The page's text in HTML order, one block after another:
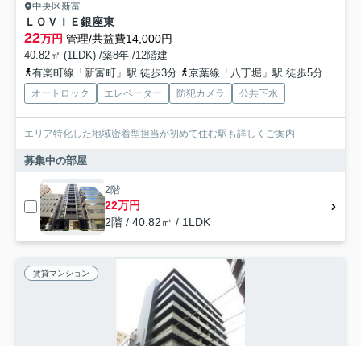
中央区新富
ＬＯＶＩＥ銀座東
22万円 管理/共益費14,000円
40.82㎡ (1LDK) /築8年 /12階建
有楽町線「新富町」駅 徒歩3分
京葉線「八丁堀」駅 徒歩5分
オートロック エレベーター 防犯カメラ 公共下水
エリア特化した地域密着型担当が初めて住む駅も詳しくご案内
募集中の部屋
2階
22万円
2階 / 40.82㎡ / 1LDK
賃貸マンション